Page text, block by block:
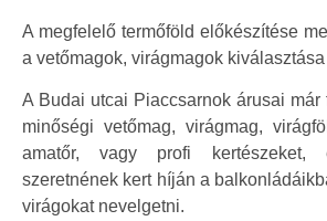
A megfelelő termőföld előkészítése
a vetőmagok, virágmagok kiválasztása
A Budai utcai Piaccsarnok árusai már
minőségi vetőmag, virágmag,
amatőr, vagy profi
szeretnének kert híján a
virágokat nevelgetni.